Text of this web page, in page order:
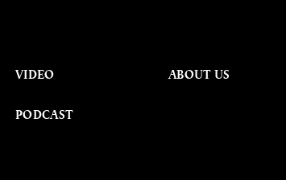
VIDEO
PODCAST
ABOUT US